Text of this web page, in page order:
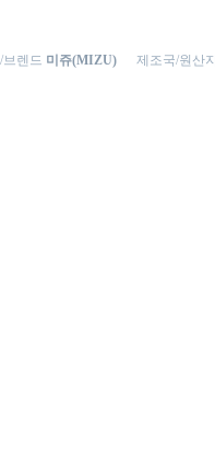
렌드 미쥬(MIZU) 제조국/원산지